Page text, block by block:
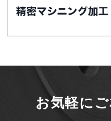
お気軽に